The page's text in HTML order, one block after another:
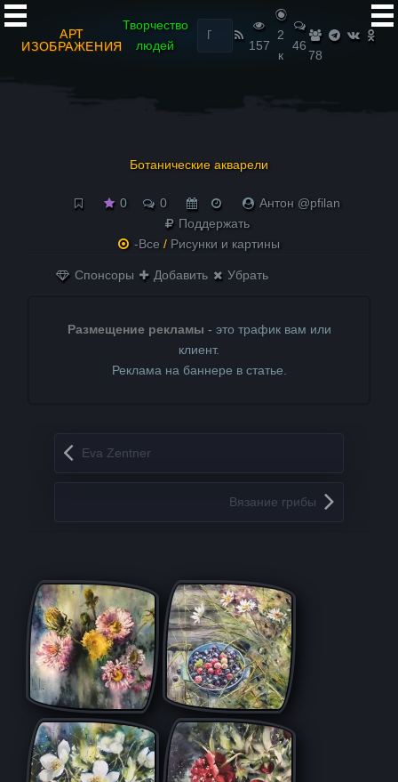
АРТ
ИЗОБРАЖЕНИЯ
Творчество
людей
Найти:
157
2
к
46
78
Ботанические акварели
0 0
Антон @pfilan
Поддержать
-Все / Рисунки и картины
Спонсоры Добавить Убрать
Размещение рекламы - это трафик вам или
клиент.
Реклама на баннере в статье.
Запись навигация
Eva Zentner
Вязание грибы